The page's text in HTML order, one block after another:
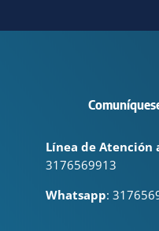
Línea de Atención
3176569913
Whatsapp: